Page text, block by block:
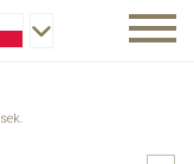
sek.